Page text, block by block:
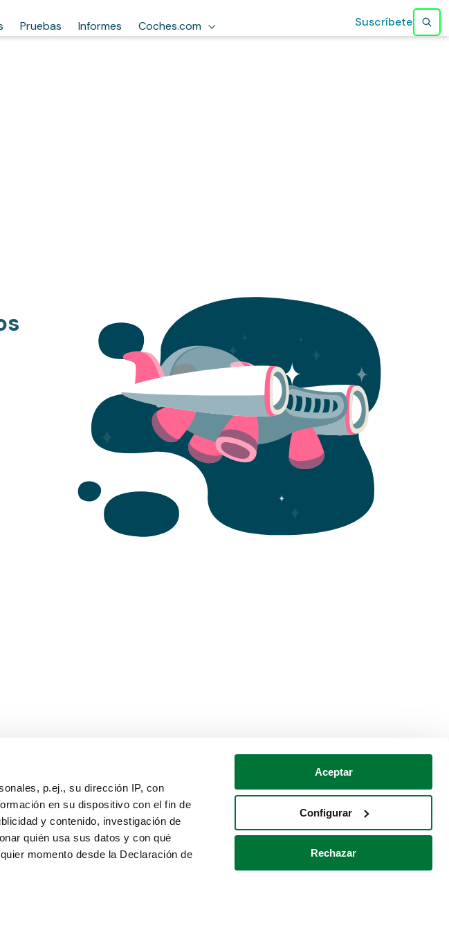
p.ej., su dirección IP, con
en su dispositivo con el fin de
y contenido, investigación de
quién usa sus datos y con qué
momento desde la Declaración de
Aceptar
Configurar
Rechazar
Pruebas Informes Coches.com Suscríbete